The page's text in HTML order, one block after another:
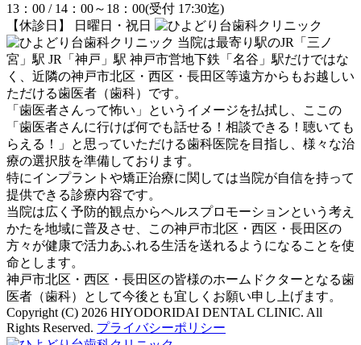
13：00 / 14：00～18：00(受付 17:30迄)
【休診日】 日曜日・祝日
当院は最寄り駅のJR「三ノ
宮」駅 JR「神戸」駅 神戸市営地下鉄「名谷」駅だけではな
く、近隣の神戸市北区・西区・長田区等遠方からもお越しい
ただける歯医者（歯科）です。
「歯医者さんって怖い」というイメージを払拭し、ここの
「歯医者さんに行けば何でも話せる！相談できる！聴いても
らえる！」と思っていただける歯科医院を目指し、様々な治
療の選択肢を準備しております。
特にインプラントや矯正治療に関しては当院が自信を持って
提供できる診療内容です。
当院は広く予防的観点からヘルスプロモーションという考え
かたを地域に普及させ、この神戸市北区・西区・長田区の
方々が健康で活力あふれる生活を送れるようになることを使
命とします。
神戸市北区・西区・長田区の皆様のホームドクターとなる歯
医者（歯科）として今後とも宜しくお願い申し上げます。
Copyright (C) 2026 HIYODORIDAI DENTAL CLINIC. All
Rights Reserved. プライバシーポリシー